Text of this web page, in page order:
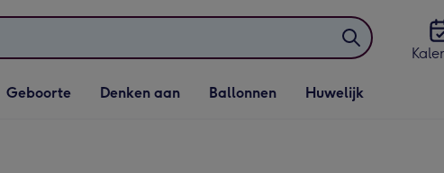
Vervolgkeuzelijst
Geboorte openen
Geboorte
Vervolgkeuzelijst
Denken aan openen
Denken aan
Vervolgkeuzelijst
Ballonnen openen
Ballonnen
Vervolgkeuzelijst
Huwelijk openen
Huwelijk